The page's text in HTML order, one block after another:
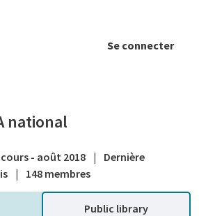
Se connecter
national
national
cours - août 2018 |
Dernière
| 148 membres
Public library